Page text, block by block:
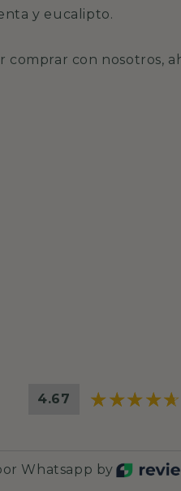
y eucalipto.
comprar con nosotros,
4.67
Whatsapp by